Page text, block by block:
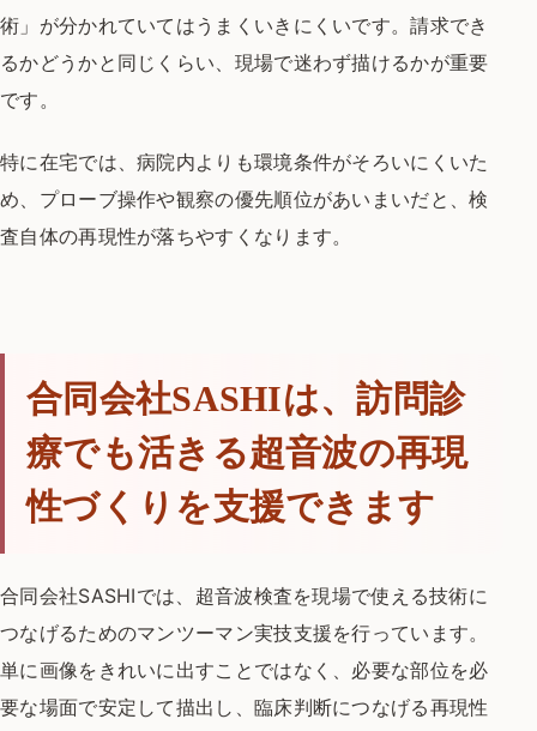
術」が分かれていてはうまくいきにくいです。請求でき
るかどうかと同じくらい、現場で迷わず描けるかが重要
です。
特に在宅では、病院内よりも環境条件がそろいにくいた
め、プローブ操作や観察の優先順位があいまいだと、検
査自体の再現性が落ちやすくなります。
合同会社SASHIは、訪問診
療でも活きる超音波の再現
性づくりを支援できます
合同会社SASHIでは、超音波検査を現場で使える技術に
つなげるためのマンツーマン実技支援を行っています。
単に画像をきれいに出すことではなく、必要な部位を必
要な場面で安定して描出し、臨床判断につなげる再現性